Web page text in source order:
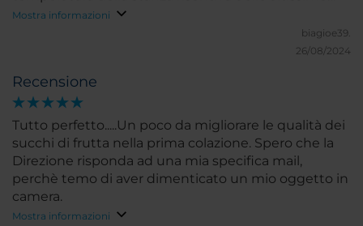
temperature esterne.
Mostra informazioni
biagioe39.
26/08/2024
Recensione
Tutto perfetto.....Un poco da migliorare le qualità dei
succhi di frutta nella prima colazione. Spero che la
Direzione risponda ad una mia specifica mail,
perchè temo di aver dimenticato un mio oggetto in
camera.
Mostra informazioni